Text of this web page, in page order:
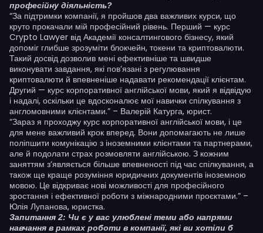
професійну діяльність?
“За підтримки компанії, я пройшов два важливих курси, що
круто прокачали мій професійний рівень. Перший — курс
Crypto Lawyer від Академії консалтингового бізнесу, який
допоміг глибше зрозуміти блокчейн, токени та криптовалюти.
Такий досвід дозволив мені ефективніше та швидше
виконувати завдання, які пов’язані з регулювання
криптовалюти й впевненіше надавати рекомендації клієнтам.
Другий — курс корпоративної англійської мови, який я відвідую
і надалі, оскільки це вдосконалює мої навички спілкування з
англомовними клієнтами.” – Валерій Катурга, юрист.
“Зараз я проходжу курс корпоративної англійської мови, і це
для мене важливий крок вперед. Вони допомагають не лише
поліпшити комунікацію з іноземними клієнтами та партнерами,
але й подолати страх розмовляти англійською. З кожним
заняттям з’являється більше впевненості під час спілкування, а
також ще краще розуміння юридичних документів іноземною
мовою. Це відкриває нові можливості для професійного
зростання і ефективної роботи з міжнародними проєктами.” –
Юлія Лупанова, юристка.
Запитання 2: Чи є у вас улюблені теми або напрями
навчання в рамках роботи в компанії, які ви хотіли б